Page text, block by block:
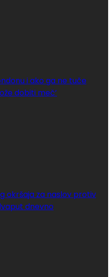
i ako ga ne tuče
dobiti meč’
okršaja za naslov protiv
dnevno